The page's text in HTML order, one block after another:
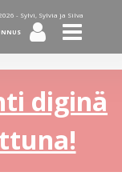
- Sylvi, Sylvia ja Silva
diginä